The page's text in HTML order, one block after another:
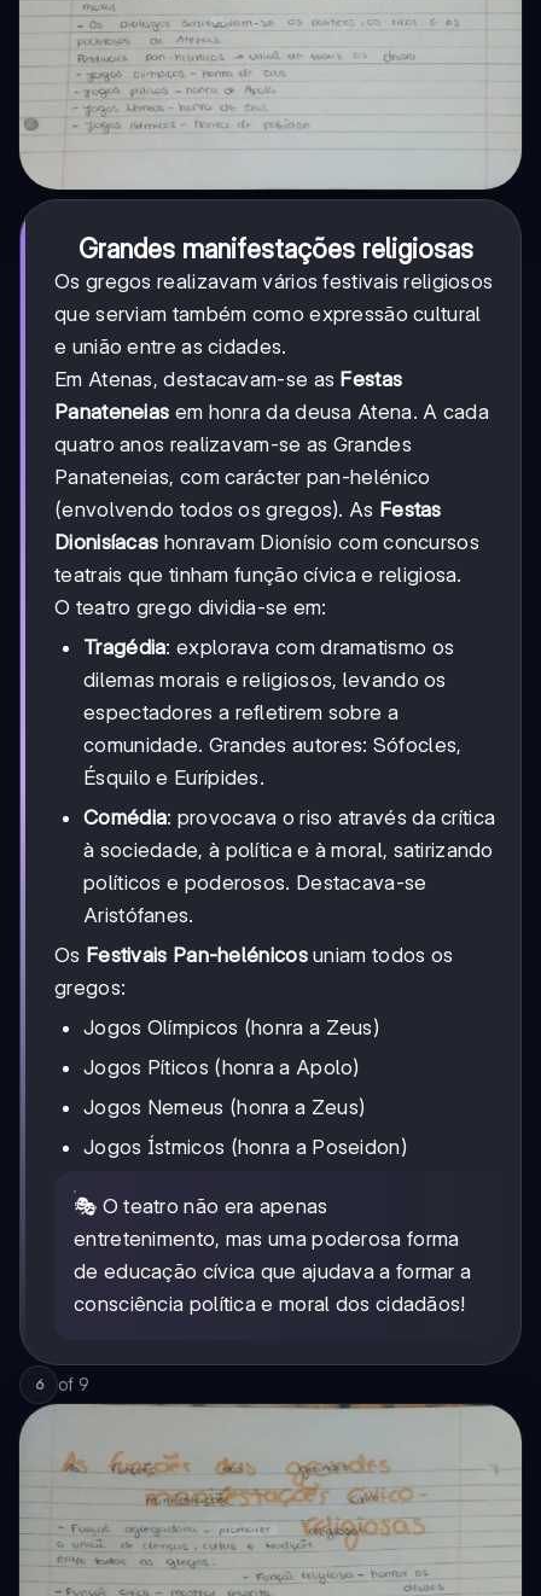
Grandes manifestações religiosas
Os gregos realizavam vários festivais religiosos
que serviam também como expressão cultural
e união entre as cidades.
Em Atenas, destacavam-se as Festas
Panateneias em honra da deusa Atena. A cada
quatro anos realizavam-se as Grandes
Panateneias, com carácter pan-helénico
(envolvendo todos os gregos). As Festas
Dionisíacas honravam Dionísio com concursos
teatrais que tinham função cívica e religiosa.
O teatro grego dividia-se em:
Tragédia: explorava com dramatismo os
dilemas morais e religiosos, levando os
espectadores a refletirem sobre a
comunidade. Grandes autores: Sófocles,
Ésquilo e Eurípides.
Comédia: provocava o riso através da crítica
à sociedade, à política e à moral, satirizando
políticos e poderosos. Destacava-se
Aristófanes.
Os Festivais Pan-helénicosuniam todos os
gregos:
Jogos Olímpicos (honra a Zeus)
Jogos Píticos (honra a Apolo)
Jogos Nemeus (honra a Zeus)
Jogos Ístmicos (honra a Poseidon)
🎭 O teatro não era apenas
entretenimento, mas uma poderosa forma
de educação cívica que ajudava a formar a
consciência política e moral dos cidadãos!
6 of 9